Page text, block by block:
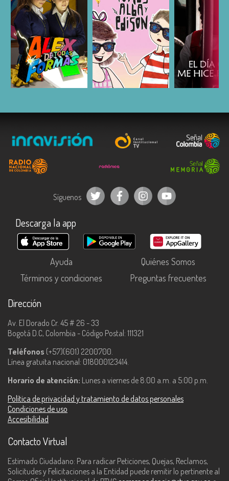
ESCUCHAR ESCUCHAR
Síguenos
Descarga la app
Ayuda
Quiénes Somos
Términos y condiciones
Preguntas frecuentes
Dirección
Av. El Dorado Cr. 45 # 26 - 33
Bogotá D.C, Colombia - Código Postal: 111321
Teléfonos (+57)(601) 2200700.
Línea gratuita nacional: 018000123414.
Horario de atención: Lunes a viernes de 8:00 a.m. a 5:00 p.m.
Política de privacidad y tratamiento de datos personales
Condiciones de uso
Accesibilidad
Contacto Virtual
Estimado Ciudadano: Para radicar Peticiones, Quejas, Reclamos,
Solicitudes y Felicitaciones a la Entidad puede remitir lo pertinente al